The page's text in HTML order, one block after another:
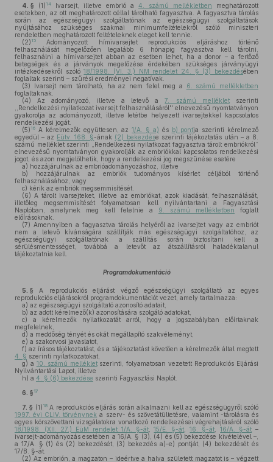
4. § (1) 14 Ivarsejt, illetve embrió a 4. számú mellékletben meghatározott
esetekben, az ott meghatározott céllal tárolható fagyasztva. A fagyasztva tárolás
során az egészségügyi szolgáltatónak az egészségügyi szolgáltatások
nyújtásához szükséges szakmai minimumfeltételekről szóló miniszteri
rendeletben meghatározott feltételeknek eleget kell tennie.
(2) 15
Adományozott hímivarsejtet reprodukciós eljáráshoz történő
felhasználását megelőzően legalább 6 hónapig fagyasztva kell tárolni,
felhasználni a hímivarsejtet abban az esetben lehet, ha a donor – a fertőző
betegségek és a járványok megelőzése érdekében szükséges járványügyi
intézkedésekről szóló18/1998. (VI. 3.) NM rendelet 24. § (3) bekezdésében
foglaltak szerinti – szűrési eredményei negatívak.
(3) Ivarsejt nem tárolható, ha az nem felel meg a
6. számú mellékletben
foglaltaknak.
(4) Az adományozó, illetve a letevő a7. számú mellékletszerinti
,,Rendelkezési nyilatkozat ivarsejt felhasználásáról'' elnevezésű nyomtatványon
gyakorolja az adományozott, illetve letétbe helyezett ivarsejtekkel kapcsolatos
rendelkezési jogát.
(5) 16 A kérelmezők együttesen, az1/A. § a) és b) pontja szerinti kérelmező
egyedül – az Eütv. 168. §-ának (2) bekezdése szerinti tájékoztatás után – a 8.
számú melléklet szerinti „Rendelkezési nyilatkozat fagyasztva tárolt embriókról”
elnevezésű nyomtatványon gyakorolják az embriókkal kapcsolatos rendelkezési
jogot, és azon megjelölhetik, hogy a rendelkezési jog megszűnése esetére
a) hozzájárulnak az embrióadományozáshoz, illetve
b) hozzájárulnak az embriók tudományos kísérlet céljából történő
felhasználásához, vagy
c) kérik az embriók megsemmisítését.
(6) A tárolt ivarsejteket, illetve az embriókat, azok kiadását, felhasználását,
illetőleg megsemmisítését folyamatosan kell nyilvántartani a Fagyasztási
Naplóban, amelynek meg kell felelnie a 9. számú mellékletben foglalt
előírásoknak.
(7) Amennyiben a fagyasztva tárolás helyéről az ivarsejtet vagy az embriót
nem a letevő kívánságára szállítják más egészségügyi szolgáltatóhoz, az
egészségügyi szolgáltatónak a szállítás során biztosítani kell a
sérülésmentességet, továbbá a letevőt az átszállításról haladéktalanul
tájékoztatnia kell.
Programdokumentáció
5. § A reprodukciós eljárást végző egészségügyi szolgáltató az egyes
reprodukciós eljárásokról programdokumentációt vezet, amely tartalmazza:
a) az egészségügyi szolgáltató azonosító adatait,
b) az adott kérelmező(k) azonosítására szolgáló adatokat,
c) a kérelmezők nyilatkozatát arról, hogy a jogszabályban előírtaknak
megfelelnek,
d) a meddőség tényét és okát megállapító szakvéleményt,
e) a szakorvosi javaslatot,
f) az írásos tájékoztatást, és a tájékoztatást követően a kérelmezők által megtett
4. § szerinti nyilatkozatokat,
g) a 10. számú mellékletszerinti, folyamatosan vezetett Reprodukciós Eljárási
Nyilvántartási Lapot, illetve
h) a 4. § (6) bekezdése szerinti Fagyasztási Naplót.
6. § 17
7. § (1) 18A reprodukciós eljárás során alkalmazni kell az egészségügyről szóló
1997. évi CLIV. törvénynek a szerv- és szövetátültetésre, valamint -tárolásra és
egyes kórszövettani vizsgálatokra vonatkozó rendelkezései végrehajtásáról szóló
18/1998. (XII. 27.) EüM rendelet 1/A. §-át,15/E. §-át ,16. §-át ,16/A. §-át –
ivarsejt-adományozás esetében a 16/A. § (3), (4) és (5) bekezdése kivételével –,
a 17/A. § (1) és (2) bekezdését, (3) bekezdés a)–e) pontját, (4) bekezdését és
17/B. §-át.
(2) Az embrión, a magzaton – ideértve a halva született magzatot is – végzett